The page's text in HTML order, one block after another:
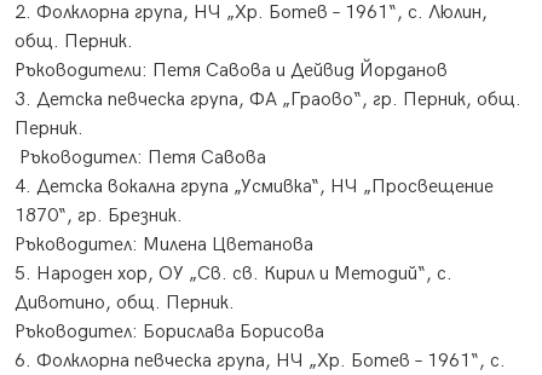
2. Фолклорна група, НЧ „Хр. Ботев – 1961“, с. Люлин,
общ. Перник.
Ръководители: Петя Савова и Дейвид Йорданов
3. Детска певческа група, ФА „Граово“, гр. Перник, общ.
Перник.
​ Ръководител: Петя Савова
4. Детска вокална група „Усмивка“, НЧ „Просвещение
1870“, гр. Брезник.
Ръководител: Милена Цветанова
5. Народен хор, ОУ „Св. св. Кирил и Методий“, с.
Дивотино, общ. Перник.
Ръководител: Борислава Борисова
6. Фолклорна певческа група, НЧ „Хр. Ботев – 1961“, с.